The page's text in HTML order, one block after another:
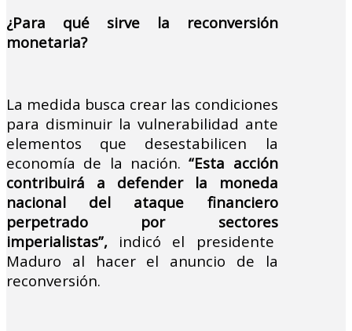
¿Para qué sirve la reconversión
monetaria?
La medida busca crear las condiciones
para disminuir la vulnerabilidad ante
elementos que desestabilicen la
economía de la nación.“Esta acción
contribuirá a defender la moneda
nacional del ataque financiero
perpetrado por sectores
imperialistas”, indicó el presidente
Maduro al hacer el anuncio de la
reconversión.